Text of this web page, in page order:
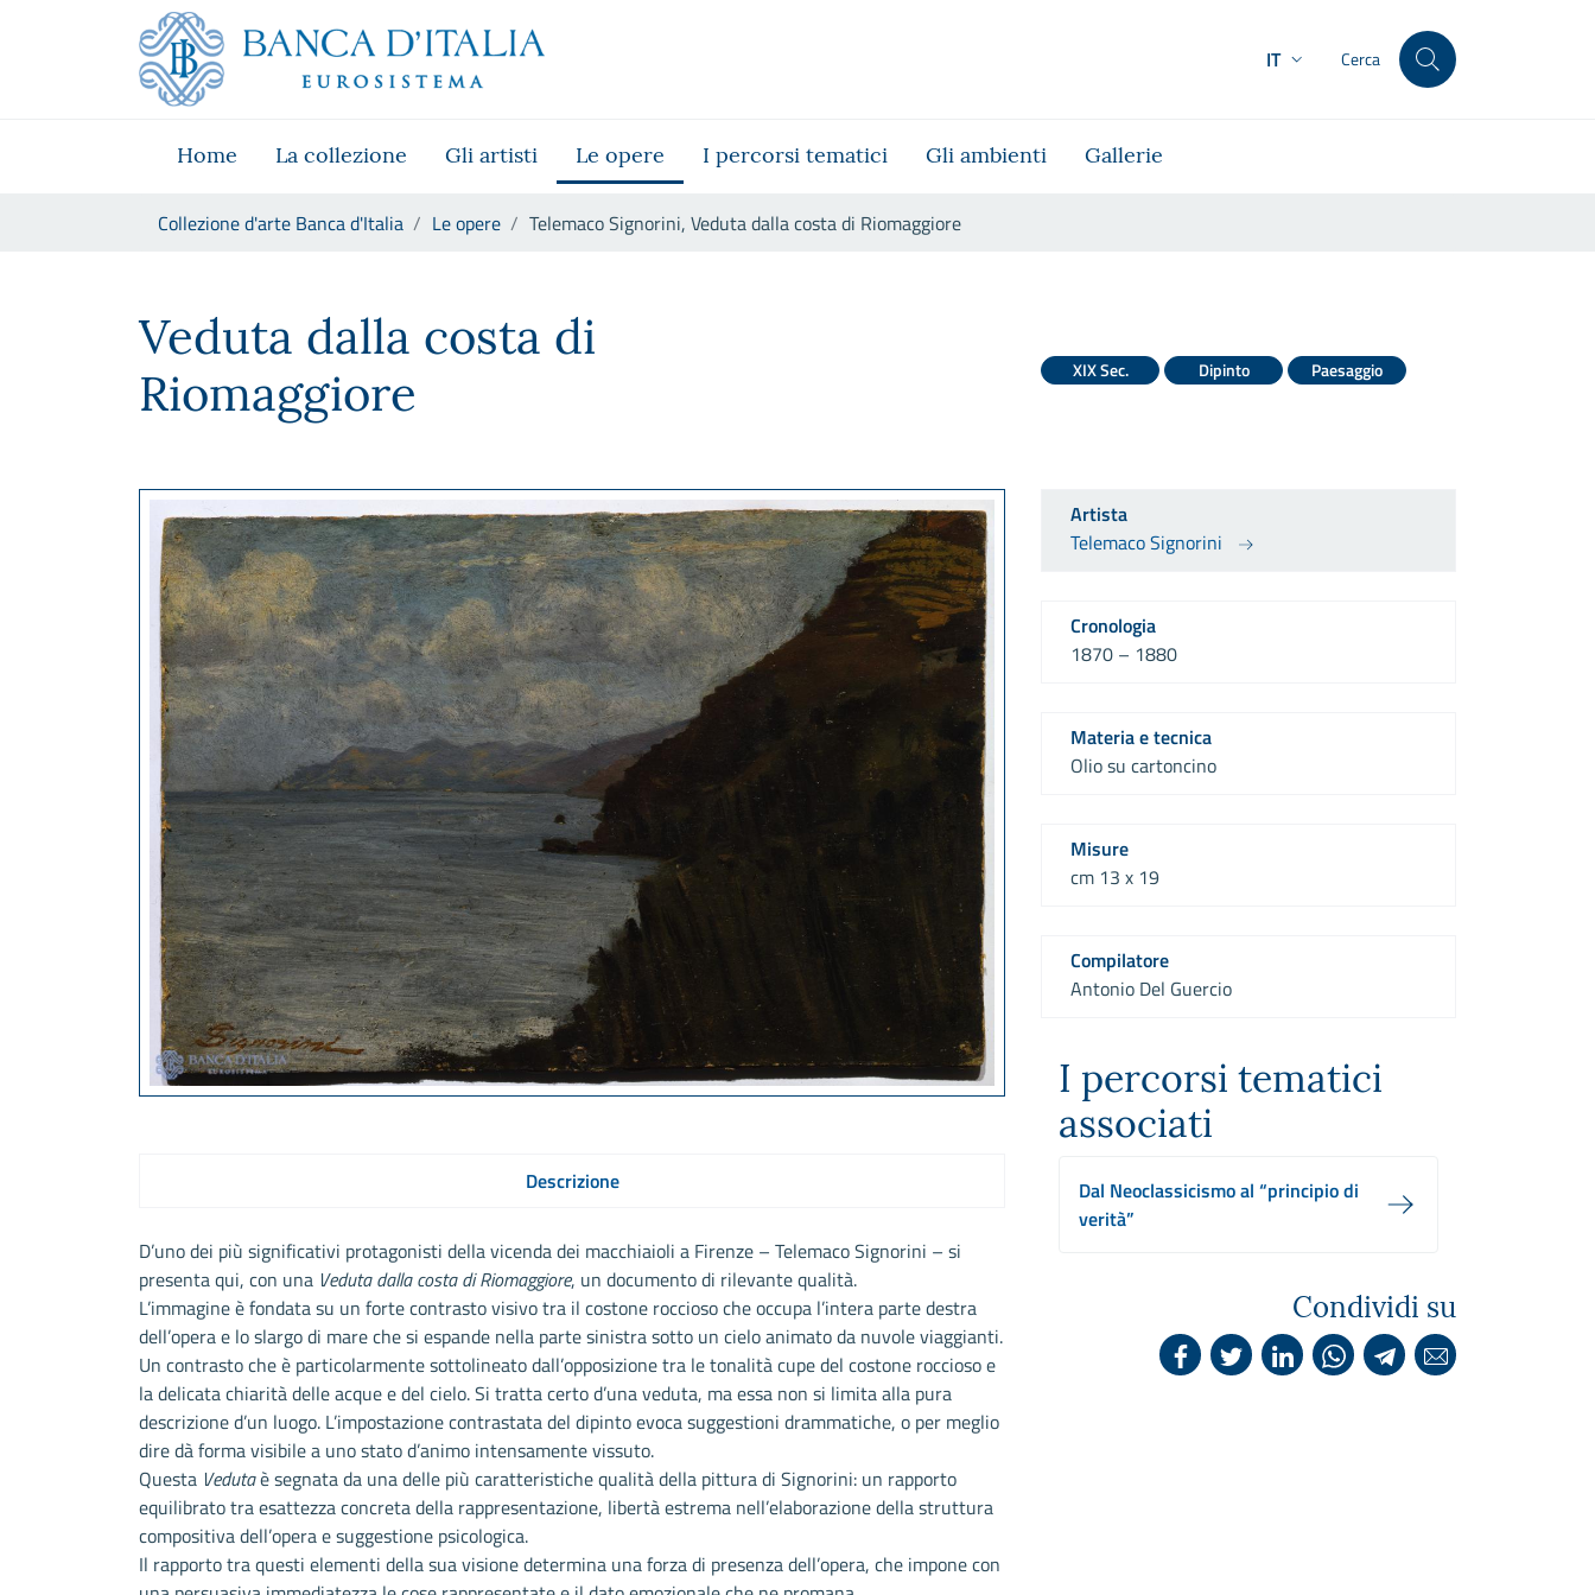
Skip to Main Content
Vai al sito istituzionale
Vai al menu di navigazione
Vai alla ricerca
Vai ai contenuti
IT Cerca
Home La collezione Gli artisti Le opere I percorsi tematici Gli ambienti Gallerie
Collezione d'arte Banca d'Italia Le opere Telemaco Signorini, Veduta dalla costa di Riomaggiore
Veduta dalla costa di
Riomaggiore
XIX Sec. Dipinto Paesaggio
Descrizione
D’uno dei più significativi protagonisti della vicenda dei macchiaioli a Firenze – Telemaco Signorini – si
presenta qui, con una Veduta dalla costa di Riomaggiore, un documento di rilevante qualità.
L’immagine è fondata su un forte contrasto visivo tra il costone roccioso che occupa l’intera parte destra
dell’opera e lo slargo di mare che si espande nella parte sinistra sotto un cielo animato da nuvole viaggianti.
Un contrasto che è particolarmente sottolineato dall’opposizione tra le tonalità cupe del costone roccioso e
la delicata chiarità delle acque e del cielo. Si tratta certo d’una veduta, ma essa non si limita alla pura
descrizione d’un luogo. L’impostazione contrastata del dipinto evoca suggestioni drammatiche, o per meglio
dire dà forma visibile a uno stato d’animo intensamente vissuto.
Questa Vedutaè segnata da una delle più caratteristiche qualità della pittura di Signorini: un rapporto
equilibrato tra esattezza concreta della rappresentazione, libertà estrema nell’elaborazione della struttura
compositiva dell’opera e suggestione psicologica.
Il rapporto tra questi elementi della sua visione determina una forza di presenza dell’opera, che impone con
Artista
Telemaco Signorini
Cronologia
1870 – 1880
Materia e tecnica
Olio su cartoncino
Misure
cm 13 x 19
Compilatore
Antonio Del Guercio
I percorsi tematici
associati
Dal Neoclassicismo al “principio di
verità”
Condividi su